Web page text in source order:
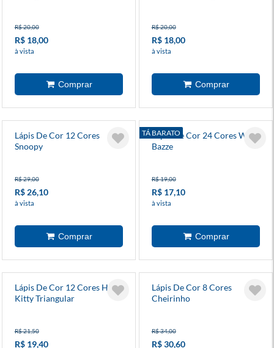
R$ 20,00
R$ 18,00
à vista
R$ 20,00
R$ 18,00
à vista
Lápis De Cor 12 Cores
Snoopy
R$ 29,00
R$ 26,10
à vista
TÁ BARATO
Lápis De Cor 24 Cores Wave
Bazze
R$ 19,00
R$ 17,10
à vista
Lápis De Cor 12 Cores Hello
Kitty Triangular
R$ 21,50
R$ 19,40
Lápis De Cor 8 Cores
Cheirinho
R$ 34,00
R$ 30,60